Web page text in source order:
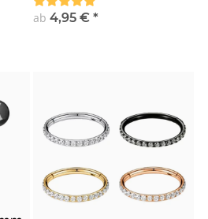
ab 4,95 € *